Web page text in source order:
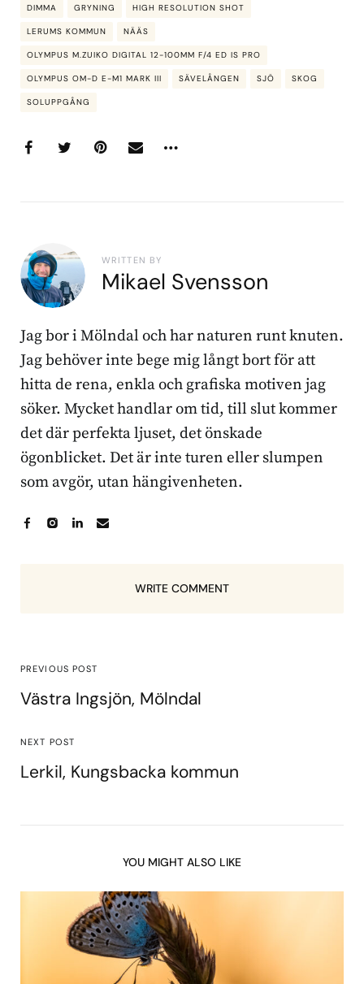
DIMMA GRYNING HIGH RESOLUTION SHOT
LERUMS KOMMUN NÄÄS
OLYMPUS M.ZUIKO DIGITAL 12-100MM F/4 ED IS PRO
OLYMPUS OM-D E-M1 MARK III SÄVELÅNGEN SJÖ SKOG
SOLUPPGÅNG
WRITTEN BY
Mikael Svensson
Jag bor i Mölndal och har naturen runt knuten.
Jag behöver inte bege mig långt bort för att
hitta de rena, enkla och grafiska motiven jag
söker. Mycket handlar om tid, till slut kommer
det där perfekta ljuset, det önskade
ögonblicket. Det är inte turen eller slumpen
som avgör, utan hängivenheten.
WRITE COMMENT
PREVIOUS POST
Västra Ingsjön, Mölndal
NEXT POST
Lerkil, Kungsbacka kommun
YOU MIGHT ALSO LIKE